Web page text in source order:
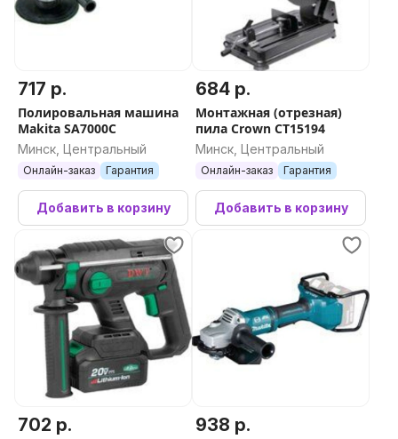
717 р.
Полировальная машина
Makita SA7000C
Минск, Центральный
Онлайн-заказ Гарантия
Добавить в корзину
684 р.
Монтажная (отрезная)
пила Crown CT15194
Минск, Центральный
Онлайн-заказ Гарантия
Добавить в корзину
702 р. 938 р.